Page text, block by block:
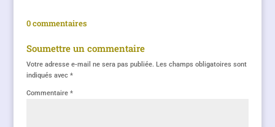
0 commentaires
Soumettre un commentaire
Votre adresse e-mail ne sera pas publiée. Les champs obligatoires sont
indiqués avec *
Commentaire *